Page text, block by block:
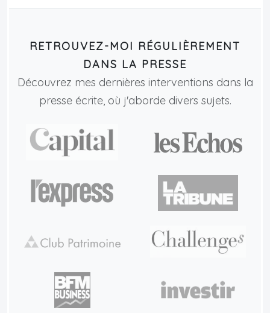
RETROUVEZ-MOI RÉGULIÈREMENT
DANS LA PRESSE
Découvrez mes dernières interventions dans la
presse écrite, où j'aborde divers sujets.